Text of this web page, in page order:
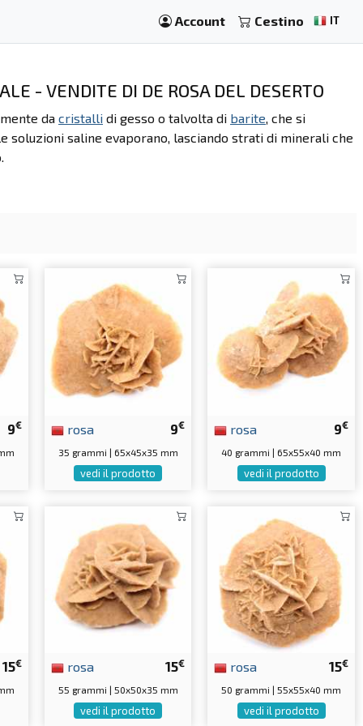
Account Cestino IT
- VENDITE DI DE ROSA DEL DESERTO
da cristalli di gesso o talvolta di barite, che si
soluzioni saline evaporano, lasciando strati di minerali che
9€ 9€
rosa
35 grammi | 65x45x35 mm
vedi il prodotto
9€
rosa
40 grammi | 65x55x40 mm
vedi il prodotto
15€ 15€
rosa
55 grammi | 50x50x35 mm
vedi il prodotto
15€
rosa
50 grammi | 55x55x40 mm
vedi il prodotto